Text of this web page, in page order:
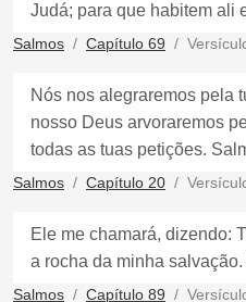
Judá; para que habitem ali
Salmos Capítulo 69
Nós nos alegraremos pela
nosso Deus arvoraremos
todas as tuas petições.
Salmos Capítulo 20
Ele me chamará, dizendo:
a rocha da minha
Salmos Capítulo 89